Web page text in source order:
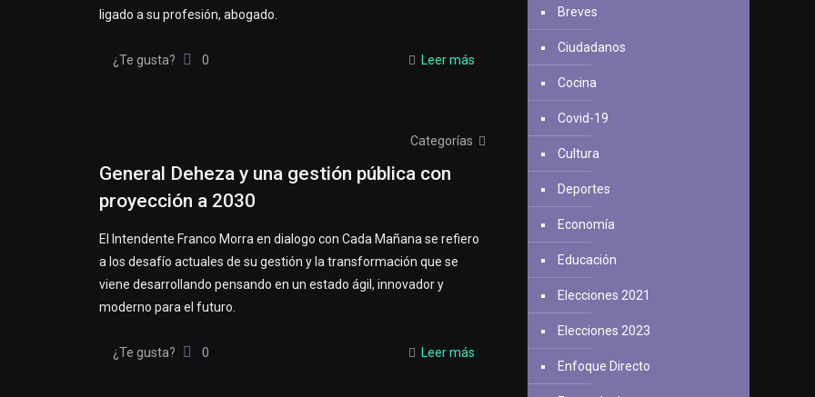
ligado a su profesión, abogado.
¿Te gusta? 0 Leer más
Categorías
General Deheza y una gestión pública con
proyección a 2030
El Intendente Franco Morra en dialogo con Cada Mañana se refiero
a los desafío actuales de su gestión y la transformación que se
viene desarrollando pensando en un estado ágil, innovador y
moderno para el futuro.
¿Te gusta? 0 Leer más
Breves
Ciudadanos
Cocina
Covid-19
Cultura
Deportes
Economía
Educación
Elecciones 2021
Elecciones 2023
Enfoque Directo